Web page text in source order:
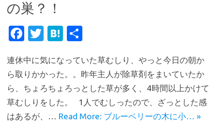
の巣？！
Fa
e
b
o
o
T
it
te
r
H
e
n
a
連休中に気になっていた草むしり、やっと今日の朝か
ら取りかかった。。昨年主人が除草剤をまいていたか
ら、ちょろちょろっとした草が多く、4時間以上かけて
草むしりをした。 1人でむしったので、ざっとした感
はあるが、… Read More: ブルーベリーの木に小… »